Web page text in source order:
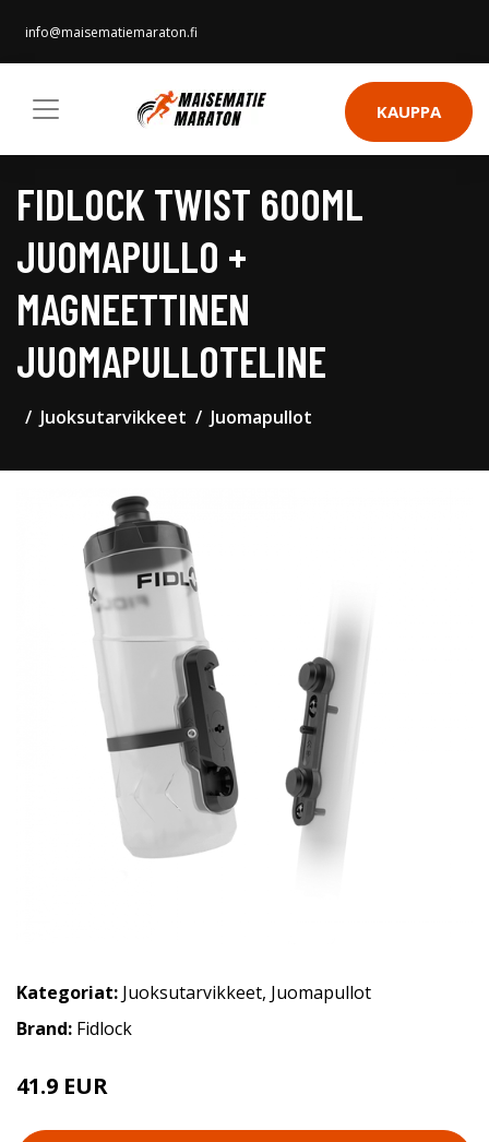
info@maisematiemaraton.fi
KAUPPA
FIDLOCK TWIST 600ML
JUOMAPULLO +
MAGNEETTINEN
JUOMAPULLOTELINE
Juoksutarvikkeet Juomapullot
Kategoriat: Juoksutarvikkeet, Juomapullot
Brand: Fidlock
41.9 EUR